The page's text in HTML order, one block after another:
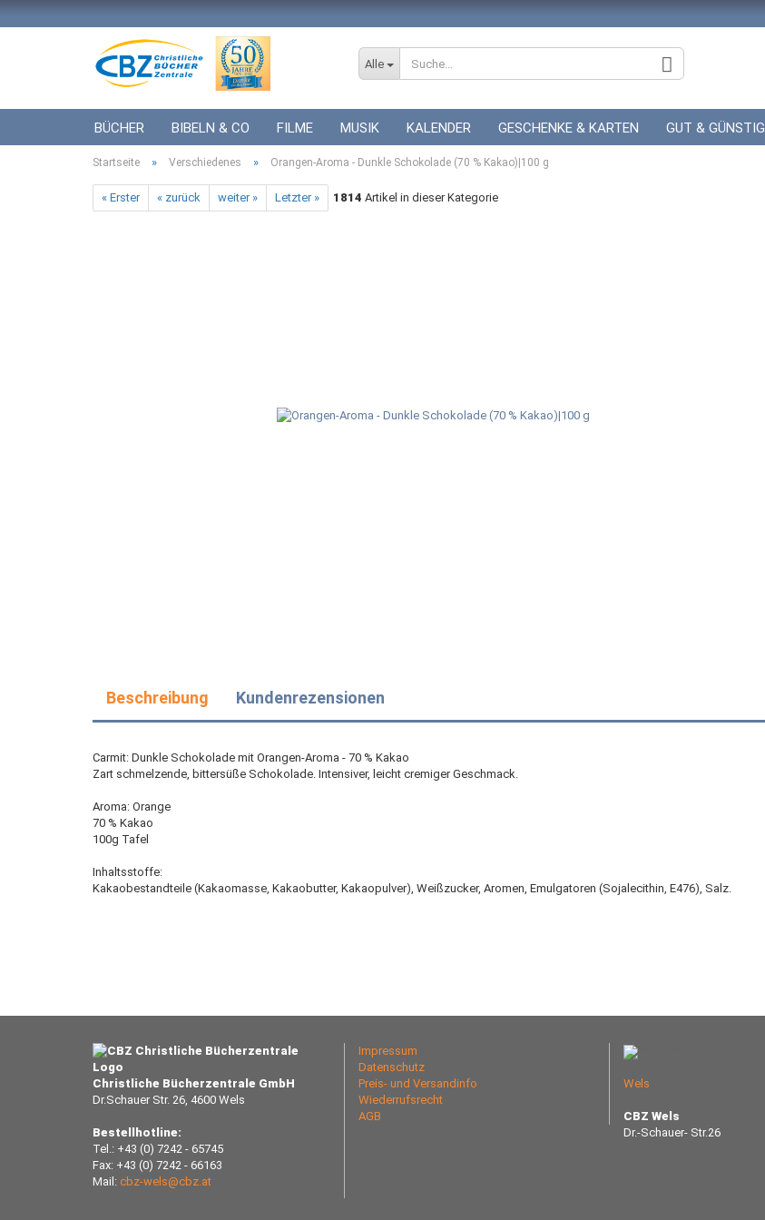
Alle
BÜCHER BIBELN & CO FILME MUSIK KALENDER GESCHENKE & KARTEN GUT & GÜNSTIG
ICF BÜCHER VERSCHIEDENES GESCHENKE ZUR HOCHZEIT GUTSCHEINE
Startseite » Verschiedenes » Orangen-Aroma - Dunkle Schokolade (70 % Kakao)|100 g
« Erster « zurück weiter » Letzter » 1814 Artikel in dieser Kategorie
Beschreibung Kundenrezensionen
Carmit: Dunkle Schokolade mit Orangen-Aroma - 70 % Kakao
Zart schmelzende, bittersüße Schokolade. Intensiver, leicht cremiger Geschmack.
Aroma: Orange
70 % Kakao
100g Tafel
Inhaltsstoffe:
Kakaobestandteile (Kakaomasse, Kakaobutter, Kakaopulver), Weißzucker, Aromen, Emulgatoren (Sojalecithin, E476), Salz.
Christliche Bücherzentrale GmbH
Dr.Schauer Str. 26, 4600 Wels
Bestellhotline:
Tel.: +43 (0) 7242 - 65745
Fax: +43 (0) 7242 - 66163
Mail: cbz-wels@cbz.at
Impressum
Datenschutz
Preis- und Versandinfo
Wiederrufsrecht
AGB
Wels
CBZ Wels
Dr.-Schauer- Str.26